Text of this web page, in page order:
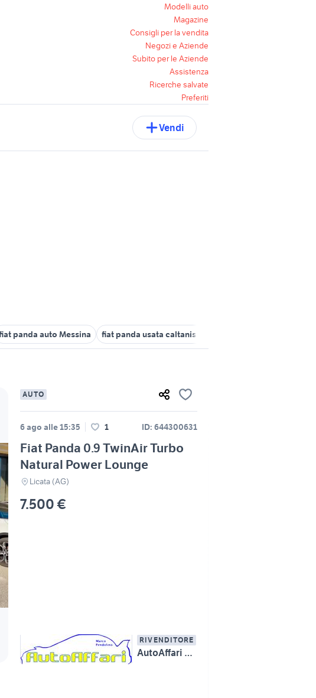
Modelli auto
Magazine
Consigli per la vendita
Negozi e Aziende
Subito per le Aziende
Assistenza
Ricerche salvate
Preferiti
Vendi
panda auto Messina fiat panda usata caltanissetta
AUTO
6 ago alle 15:35 1 ID: 644300631
Fiat Panda 0.9 TwinAir Turbo
Natural Power Lounge
Licata (AG)
7.500 €
RIVENDITORE
AutoAffari Marco Pendolino SS115 km233 Licata (AG)